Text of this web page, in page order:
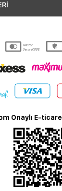
Onaylı E-